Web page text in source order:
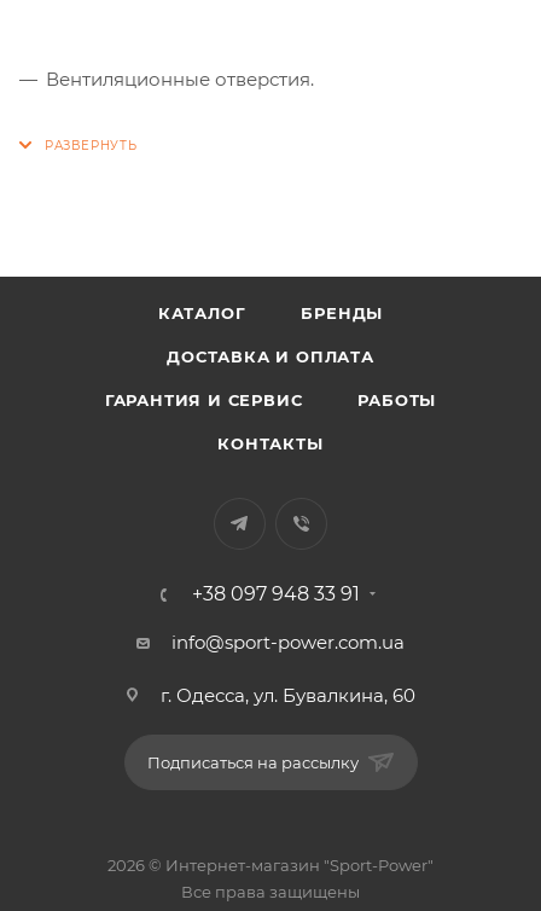
Вентиляционные отверстия.
КАТАЛОГ БРЕНДЫ
ДОСТАВКА И ОПЛАТА
ГАРАНТИЯ И СЕРВИС РАБОТЫ
КОНТАКТЫ
+38 097 948 33 91
info@sport-power.com.ua
г. Одесса, ул. Бувалкина, 60
Подписаться на рассылку
2026 © Интернет-магазин "Sport-Power"
Все права защищены